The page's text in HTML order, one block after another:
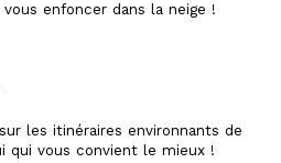
enfoncer dans la neige !
les itinéraires environnants de
qui vous convient le mieux !